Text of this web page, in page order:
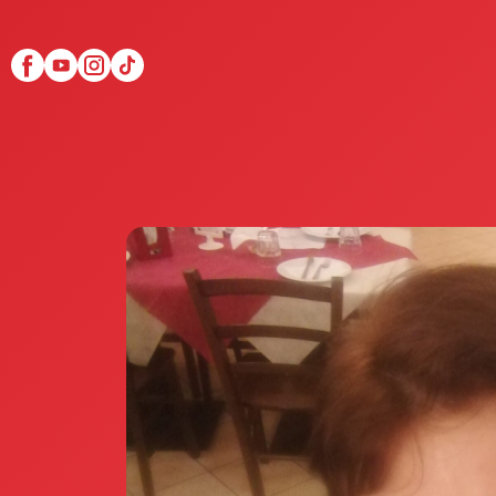
Scopri Club di Più
Le testimonianze Club
La fondatrice Valeria